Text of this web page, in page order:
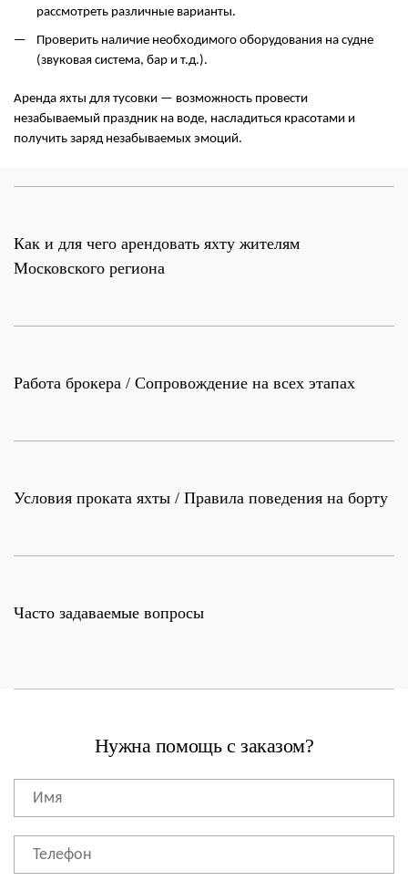
рассмотреть различные варианты.
Проверить наличие необходимого оборудования на судне
(звуковая система, бар и т.д.).
Аренда яхты для тусовки — возможность провести
незабываемый праздник на воде, насладиться красотами и
получить заряд незабываемых эмоций.
Как и для чего арендовать яхту жителям
Московского региона
Работа брокера / Сопровождение на всех этапах
Условия проката яхты / Правила поведения на борту
Часто задаваемые вопросы
Нужна помощь с заказом?